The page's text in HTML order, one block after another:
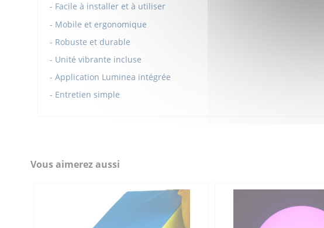
- Facile à installer et à utiliser
- Mobile et ergonomique
- Robuste et durable
- Unité vibrante incluse
- Application Luminea intégrée
- Entretien simple
Référence 7BJSHX-SGL
Sensory Go avec App Luminea FR
Manuel - Sensory Go FR
Télécharger (863.09k)
Vous aimerez aussi